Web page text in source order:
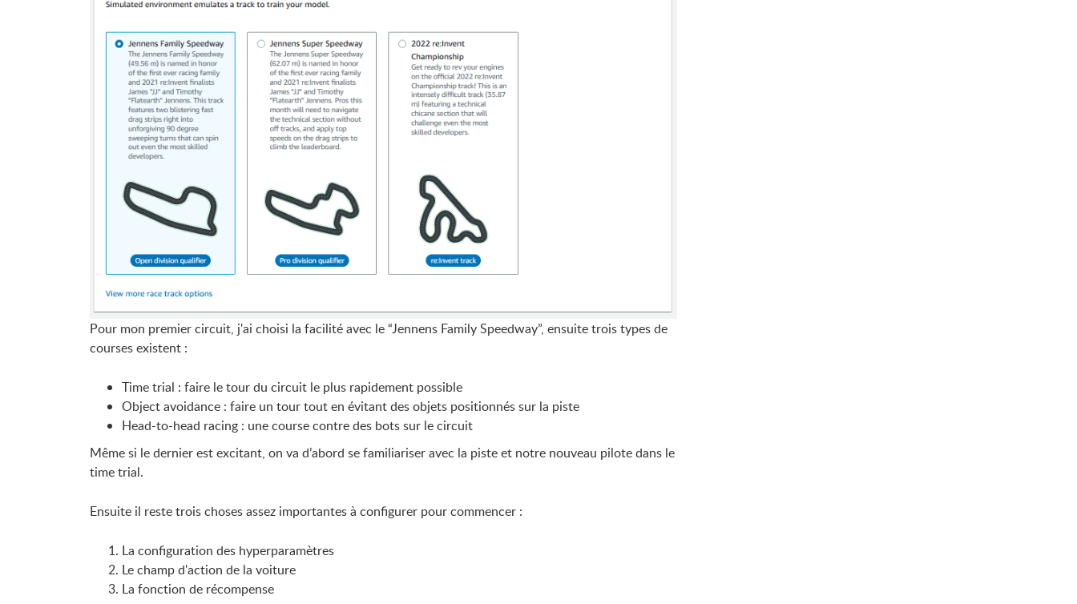
Pour mon premier circuit, j'ai choisi la facilité avec le “Jennens Family Speedway”, ensuite trois types de
courses existent :
Time trial : faire le tour du circuit le plus rapidement possible
Object avoidance : faire un tour tout en évitant des objets positionnés sur la piste
Head-to-head racing : une course contre des bots sur le circuit
Même si le dernier est excitant, on va d’abord se familiariser avec la piste et notre nouveau pilote dans le
time trial.
Ensuite il reste trois choses assez importantes à configurer pour commencer :
La configuration des hyperparamètres
Le champ d'action de la voiture
La fonction de récompense